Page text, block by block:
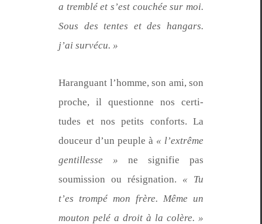
a trem­blé et s’est couchée sur moi.
Sous des tentes et des hangars.
j’ai survécu. »
Haranguant l’homme, son ami, son
proche, il ques­tionne nos cer­ti­
tudes et nos petits con­forts. La
douceur d’un peu­ple à « l’ex­trême
gen­til­lesse » ne sig­ni­fie pas
soumis­sion ou résig­na­tion. « Tu
t’es trompé mon frère. Même un
mou­ton pelé a droit à la colère. »